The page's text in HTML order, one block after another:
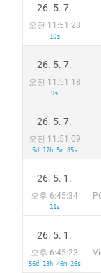
26. 5. 7.
오전 11:51:28
10s
26. 5. 7.
오전 11:51:18
9s
26. 5. 7.
오전 11:51:09
5d 17h 5m 35s
26. 5. 1.
오후 6:45:34
11s
26. 5. 1.
오후 6:45:23
56d 13h 46m 26s